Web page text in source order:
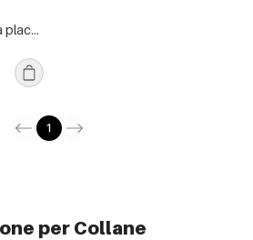
Set di collane in ceramica placcate oro 14 carati, perline, serie Daily Simple, gioielli da donna.
1
per Collane